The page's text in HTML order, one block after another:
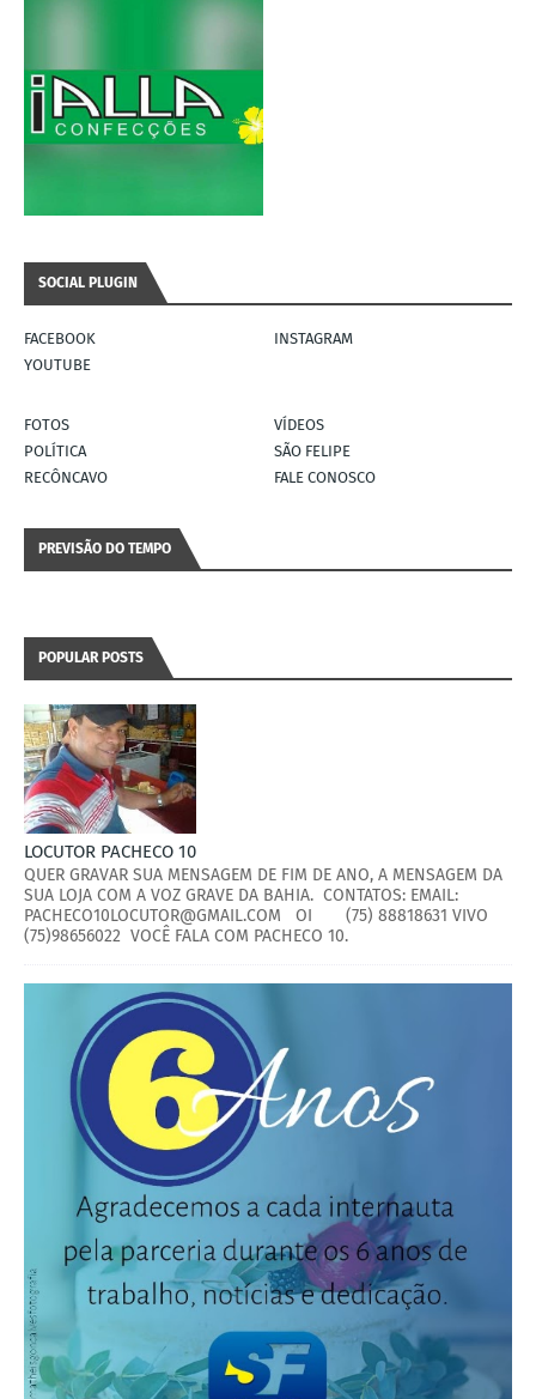
SOCIAL PLUGIN
FACEBOOK
INSTAGRAM
YOUTUBE
FOTOS
VÍDEOS
POLÍTICA
SÃO FELIPE
RECÔNCAVO
FALE CONOSCO
PREVISÃO DO TEMPO
POPULAR POSTS
LOCUTOR PACHECO 10
QUER GRAVAR SUA MENSAGEM DE FIM DE ANO, A MENSAGEM DA
SUA LOJA COM A VOZ GRAVE DA BAHIA. CONTATOS: EMAIL:
PACHECO10LOCUTOR@GMAIL.COM OI (75) 88818631 VIVO
(75)98656022 VOCÊ FALA COM PACHECO 10.